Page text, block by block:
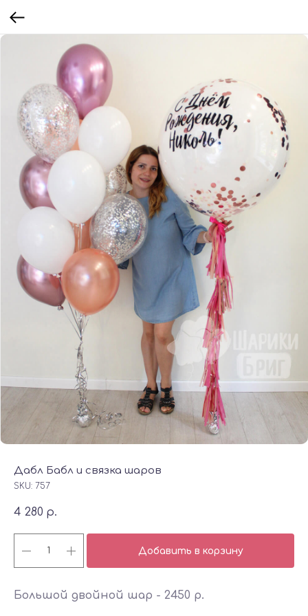
Дабл Бабл и связка шаров
SKU: 757
4 280 р.
Добавить в корзину
Большой двойной шар - 2450 р.